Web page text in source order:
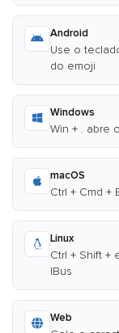
Android
Use o
do emoji
Windows
Win + . abre
macOS
Ctrl + Cmd
Linux
Ctrl + Shift
IBus
Web